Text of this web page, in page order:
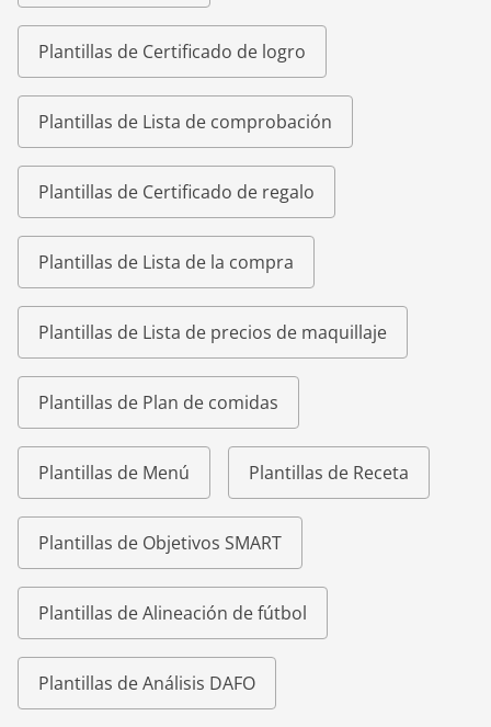
Plantillas de Certificado de logro
Plantillas de Lista de comprobación
Plantillas de Certificado de regalo
Plantillas de Lista de la compra
Plantillas de Lista de precios de maquillaje
Plantillas de Plan de comidas
Plantillas de Menú Plantillas de Receta
Plantillas de Objetivos SMART
Plantillas de Alineación de fútbol
Plantillas de Análisis DAFO